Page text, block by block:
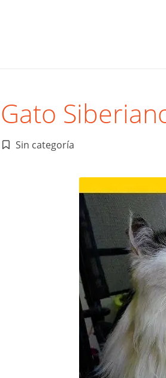
Gato
Publicado
Sin categoría